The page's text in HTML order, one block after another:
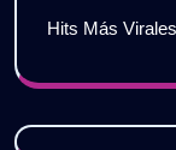
Hits Más